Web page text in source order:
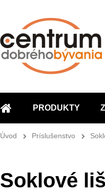
ÚVOD
PRODUKTY
Úvod Príslušenstvo
Soklové